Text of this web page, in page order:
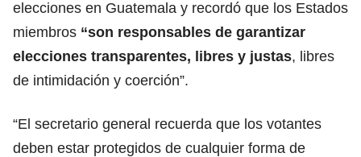
elecciones en Guatemala y recordó que los Estados
miembros “son responsables de garantizar
elecciones transparentes, libres y justas, libres
de intimidación y coerción”.
“El secretario general recuerda que los votantes
deben estar protegidos de cualquier forma de